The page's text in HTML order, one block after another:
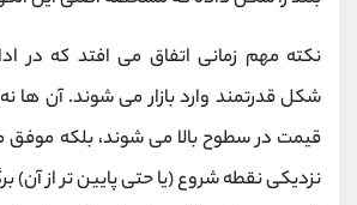
نکته مهم زمانی اتفاق می‌ افتد که در
شکل قدرتمند وارد بازار می‌ شوند. آن‌ ها
قیمت در سطوح بالا می‌ شوند، بلکه موفق
نزدیکی نقطه شروع (یا حتی پایین‌ تر از آن)